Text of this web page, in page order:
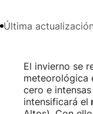
Última
El invierno se
meteorológica
cero e
intensificará el